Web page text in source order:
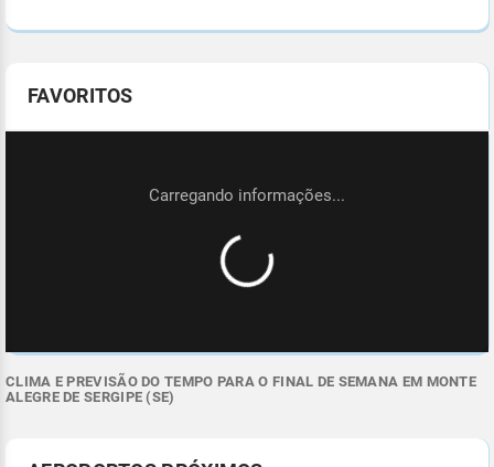
FAVORITOS
CLIMA E PREVISÃO DO TEMPO PARA O FINAL DE SEMANA EM MONTE
ALEGRE DE SERGIPE (SE)